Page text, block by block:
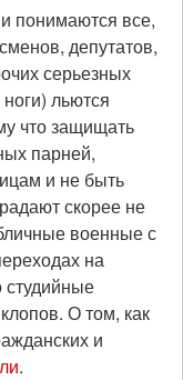
понимаются все,
депутатов,
серьезных
льются
что защищать
парней,
и не быть
скорее не
военные с
на
студийные
О том, как
и
.